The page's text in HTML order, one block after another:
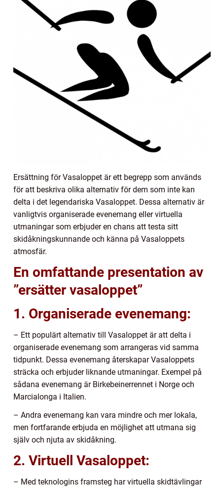
Ersättning för Vasaloppet är ett begrepp som används
för att beskriva olika alternativ för dem som inte kan
delta i det legendariska Vasaloppet. Dessa alternativ är
vanligtvis organiserade evenemang eller virtuella
utmaningar som erbjuder en chans att testa sitt
skidåkningskunnande och känna på Vasaloppets
atmosfär.
En omfattande presentation av
”ersätter vasaloppet”
1. Organiserade evenemang:
– Ett populärt alternativ till Vasaloppet är att delta i
organiserade evenemang som arrangeras vid samma
tidpunkt. Dessa evenemang återskapar Vasaloppets
sträcka och erbjuder liknande utmaningar. Exempel på
sådana evenemang är Birkebeinerrennet i Norge och
Marcialonga i Italien.
– Andra evenemang kan vara mindre och mer lokala,
men fortfarande erbjuda en möjlighet att utmana sig
själv och njuta av skidåkning.
2. Virtuell Vasaloppet:
– Med teknologins framsteg har virtuella skidtävlingar